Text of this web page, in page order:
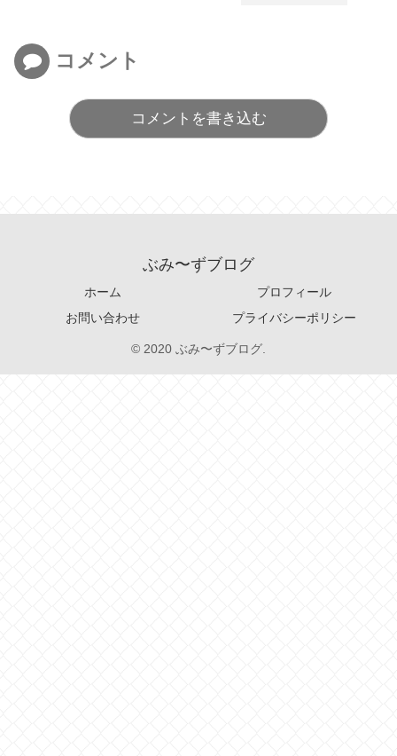
コメント
コメントを書き込む
ぶみ〜ずブログ
ホーム
プロフィール
お問い合わせ
プライバシーポリシー
© 2020 ぶみ〜ずブログ.